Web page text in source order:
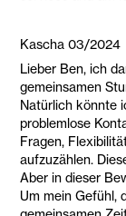
Kascha 03/2024
Lieber Ben, ich
gemeinsamen
Natürlich könnte
problemlose
Fragen,
aufzuzählen.
Aber in dieser
Um mein Gefühl,